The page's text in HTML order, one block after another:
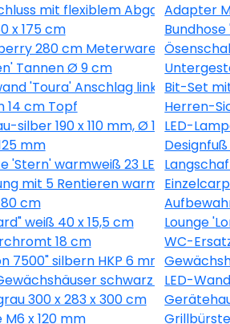
mit flexiblem AbgangAdapter
x 175 cm
280 cm Meterware
Tannen Ø 9 cm
'Toura' Anschlag links 100 x 100
Bit-Set
14 cm Topf
Herren-
silber 190 x 110 mm, Ø 10,7 mm 30
LED-
mm
'Stern' warmweiß 23 LEDs
mit 5 Rentieren warmweiß 400
cm
weiß 40 x 15,5 cm
Lounge
18 cm
WC-
7500" silbern HKP 6 mm
schwarz 2 Stück
LED-
300 x 283 x 300 cm
x 120 mm